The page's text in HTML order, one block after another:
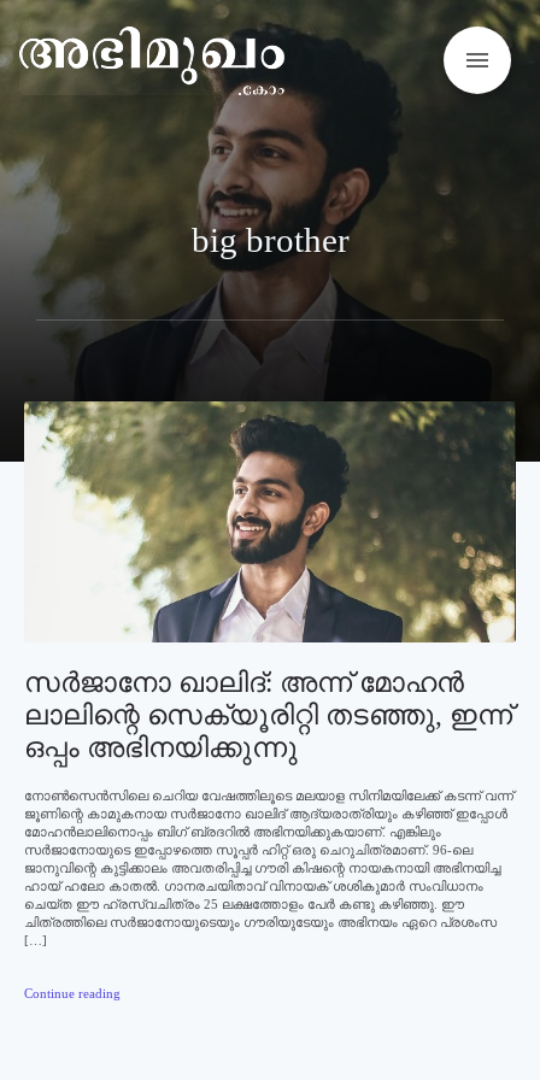
menu
big brother
സര്‍ജാനോ ഖാലിദ്: അന്ന് മോഹന്‍
ലാലിന്റെ സെക്യൂരിറ്റി തടഞ്ഞു, ഇന്ന്
ഒപ്പം അഭിനയിക്കുന്നു
നോണ്‍സെന്‍സിലെ ചെറിയ വേഷത്തിലൂടെ മലയാള സിനിമയിലേക്ക് കടന്ന് വന്ന്
ജൂണിന്റെ കാമുകനായ സര്‍ജാനോ ഖാലിദ്‌ ആദ്യരാത്രിയും കഴിഞ്ഞ് ഇപ്പോള്‍
മോഹന്‍ലാലിനൊപ്പം ബിഗ് ബ്രദറില്‍ അഭിനയിക്കുകയാണ്. എങ്കിലും
സര്‍ജാനോയുടെ ഇപ്പോഴത്തെ സൂപ്പര്‍ ഹിറ്റ് ഒരു ചെറുചിത്രമാണ്. 96-ലെ
ജാനുവിന്റെ കുട്ടിക്കാലം അവതരിപ്പിച്ച ഗൗരി കിഷന്റെ നായകനായി അഭിനയിച്ച
ഹായ് ഹലോ കാതല്‍. ഗാനരചയിതാവ് വിനായക് ശശികുമാര്‍ സംവിധാനം
ചെയ്ത ഈ ഹ്രസ്വചിത്രം 25 ലക്ഷത്തോളം പേര്‍ കണ്ടു കഴിഞ്ഞു. ഈ
ചിത്രത്തിലെ സര്‍ജാനോയുടെയും ഗൗരിയുടേയും അഭിനയം ഏറെ പ്രശംസ
[…]
Continue reading